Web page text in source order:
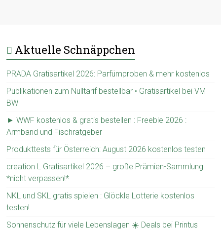
Aktuelle Schnäppchen
PRADA Gratisartikel 2026: Parfümproben & mehr kostenlos
Publikationen zum Nulltarif bestellbar • Gratisartikel bei VM
BW
► WWF kostenlos & gratis bestellen : Freebie 2026 :
Armband und Fischratgeber
Produkttests für Österreich: August 2026 kostenlos testen
creation L Gratisartikel 2026 – große Prämien-Sammlung
*nicht verpassen!*
NKL und SKL gratis spielen : Glöckle Lotterie kostenlos
testen!
Sonnenschutz für viele Lebenslagen ☀️ Deals bei Printus